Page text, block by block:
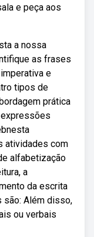
e peça aos
a nossa
as frases
e
tipos de
prática
atividades com
alfabetização
a
da escrita
são: Além disso,
ou verbais